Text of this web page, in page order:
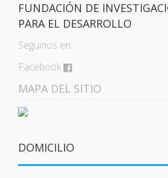
FUNDACIÓN DE
PARA EL DESARROLLO
Seguinos en
Facebook
MAPA DEL SITIO
DOMICILIO